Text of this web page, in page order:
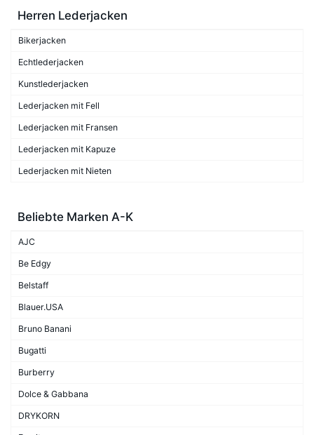
Herren Lederjacken
Bikerjacken
Echtlederjacken
Kunstlederjacken
Lederjacken mit Fell
Lederjacken mit Fransen
Lederjacken mit Kapuze
Lederjacken mit Nieten
Beliebte Marken A-K
AJC
Be Edgy
Belstaff
Blauer.USA
Bruno Banani
Bugatti
Burberry
Dolce & Gabbana
DRYKORN